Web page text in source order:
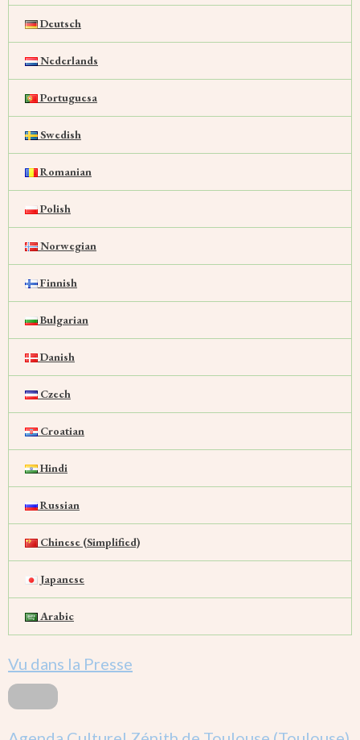
Deutsch
Nederlands
Portuguesa
Swedish
Romanian
Polish
Norwegian
Finnish
Bulgarian
Danish
Czech
Croatian
Hindi
Russian
Chinese (Simplified)
Japanese
Arabic
Vu dans la Presse